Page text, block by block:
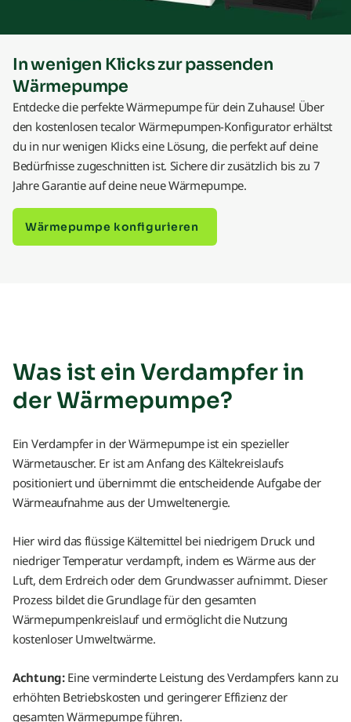
In wenigen Klicks zur passenden
Wärmepumpe
Entdecke die perfekte Wärmepumpe für dein Zuhause! Über
den kostenlosen tecalor Wärmepumpen-Konfigurator erhältst
du in nur wenigen Klicks eine Lösung, die perfekt auf deine
Bedürfnisse zugeschnitten ist. Sichere dir zusätzlich bis zu 7
Jahre Garantie auf deine neue Wärmepumpe.
Wärmepumpe konfigurieren
Was ist ein Verdampfer in
der Wärmepumpe?
Ein Verdampfer in der Wärmepumpe ist ein spezieller
Wärmetauscher. Er ist am Anfang des Kältekreislaufs
positioniert und übernimmt die entscheidende Aufgabe der
Wärmeaufnahme aus der Umweltenergie.
Hier wird das flüssige Kältemittel bei niedrigem Druck und
niedriger Temperatur verdampft, indem es Wärme aus der
Luft, dem Erdreich oder dem Grundwasser aufnimmt. Dieser
Prozess bildet die Grundlage für den gesamten
Wärmepumpenkreislauf und ermöglicht die Nutzung
kostenloser Umweltwärme.
Achtung:Eine verminderte Leistung des Verdampfers kann zu
erhöhten Betriebskosten und geringerer Effizienz der
gesamten Wärmepumpe führen.